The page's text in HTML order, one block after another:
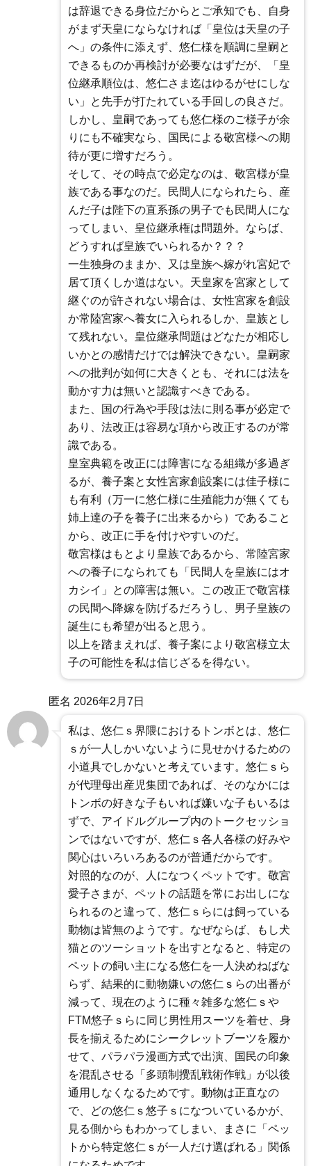
は辞退できる身位だからとご承知でも、自身
がまず天皇にならなければ「皇位は天皇の子
へ」の条件に添えず、悠仁様を順調に皇嗣と
できるものか再検討が必要なはずだが、「皇
位継承順位は、悠仁さま迄はゆるがせにしな
い」と先手が打たれている手回しの良さだ。
しかし、皇嗣であっても悠仁様のご様子が余
りにも不確実なら、国民による敬宮様への期
待が更に増すだろう。
そして、その時点で必定なのは、敬宮様が皇
族である事なのだ。民間人になられたら、産
んだ子は陛下の直系孫の男子でも民間人にな
ってしまい、皇位継承権は問題外。ならば、
どうすれば皇族でいられるか？？？
一生独身のままか、又は皇族へ嫁がれ宮妃で
居て頂くしか道はない。天皇家を宮家として
継ぐのが許されない場合は、女性宮家を創設
か常陸宮家へ養女に入られるしか、皇族とし
て残れない。皇位継承問題はどなたが相応し
いかとの感情だけでは解決できない。皇嗣家
への批判が如何に大きくとも、それには法を
動かす力は無いと認識すべきである。
また、国の行為や手段は法に則る事が必定で
あり、法改正は容易な項から改正するのが常
識である。
皇室典範を改正には障害になる組織が多過ぎ
るが、養子案と女性宮家創設案には佳子様に
も有利（万一に悠仁様に生殖能力が無くても
姉上達の子を養子に出来るから）であること
から、改正に手を付けやすいのだ。
敬宮様はもとより皇族であるから、常陸宮家
への養子になられても「民間人を皇族にはオ
カシイ」との障害は無い。この改正で敬宮様
の民間へ降嫁を防げるだろうし、男子皇族の
誕生にも希望が出ると思う。
以上を踏まえれば、養子案により敬宮様立太
子の可能性を私は信じざるを得ない。
匿名 2026年2月7日
私は、悠仁ｓ界隈におけるトンボとは、悠仁
ｓが一人しかいないように見せかけるための
小道具でしかないと考えています。悠仁ｓら
が代理母出産児集団であれば、そのなかには
トンボの好きな子もいれば嫌いな子もいるは
ずで、アイドルグループ内のトークセッショ
ンではないですが、悠仁ｓ各人各様の好みや
関心はいろいろあるのが普通だからです。
対照的なのが、人になつくペットです。敬宮
愛子さまが、ペットの話題を常にお出しにな
られるのと違って、悠仁ｓらには飼っている
動物は皆無のようです。なぜならば、もし犬
猫とのツーショットを出すとなると、特定の
ペットの飼い主になる悠仁を一人決めねばな
らず、結果的に動物嫌いの悠仁ｓらの出番が
減って、現在のように種々雑多な悠仁ｓや
FTM悠子ｓらに同じ男性用スーツを着せ、身
長を揃えるためにシークレットブーツを履か
せて、パラパラ漫画方式で出演、国民の印象
を混乱させる「多頭制攪乱戦術作戦」が以後
通用しなくなるためです。動物は正直なの
で、どの悠仁ｓ悠子ｓになついているかが、
見る側からもわかってしまい、まさに「ペッ
トから特定悠仁ｓが一人だけ選ばれる」関係